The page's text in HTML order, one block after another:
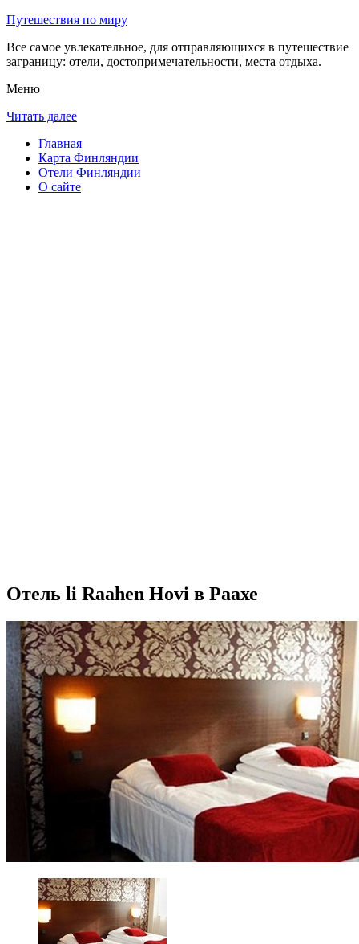
Путешествия по миру
Все самое увлекательное, для отправляющихся в путешествие
заграницу: отели, достопримечательности, места отдыха.
Меню
Читать далее
Главная
Карта Финляндии
Отели Финляндии
О сайте
Отель li Raahen Hovi в Раахе